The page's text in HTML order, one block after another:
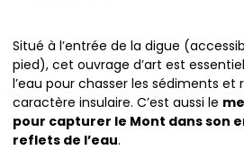
Situé à l’entrée de la digue
pied), cet ouvrage d’art est
l’eau pour chasser les sédiments et
caractère insulaire. C’est aussi le
pour capturer le Mont dans son
reflets de l’eau.